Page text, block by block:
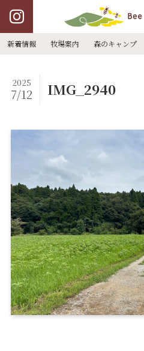
新着情報 牧場案内 森のキャンプ
IMG_2940
2025
7/12